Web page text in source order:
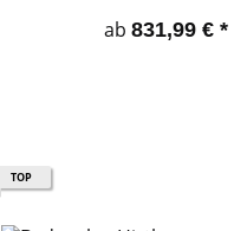
ab 831,99 € *
TOP